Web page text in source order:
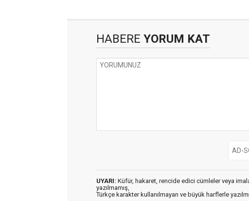
HABERE YORUM KAT
UYARI: Küfür, hakaret, rencide edici cümleler veya
yazılmamış,
Türkçe karakter kullanılmayan ve büyük harflerle